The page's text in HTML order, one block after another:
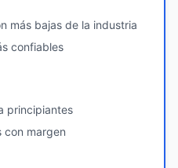
más bajas de la industria
confiables
principiantes
con margen